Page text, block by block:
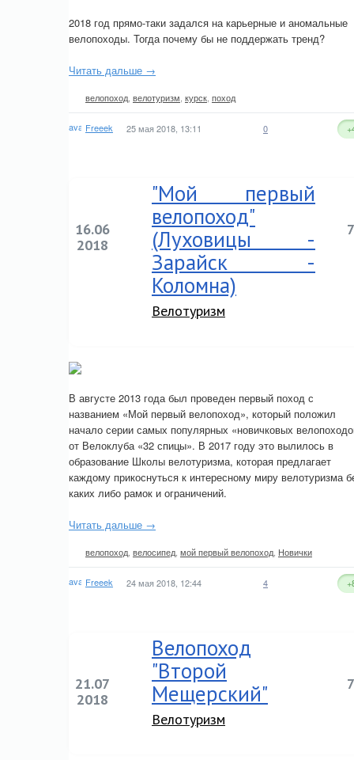
2018 год прямо-таки задался на карьерные и аномальные
велопоходы. Тогда почему бы не поддержать тренд?
Читать дальше →
велопоход велотуризм курск поход
Freeek 25 мая 2018, 13:11 0
16.06
2018
"Мой первый
велопоход"
(Луховицы -
Зарайск -
Коломна)
Велотуризм
7
В августе 2013 года был проведен первый поход с
названием «Мой первый велопоход», который положил
начало серии самых популярных «новичковых
от Велоклуба «32 спицы». В 2017 году это вылилось в
образование Школы велотуризма, которая предлагает
каждому прикоснуться к интересному миру велотуризма
каких либо рамок и ограничений.
Читать дальше →
велопоход велосипед мой первый велопоход Новички
Freeek 24 мая 2018, 12:44 4
21.07
2018
Велопоход
"Второй
Мещерский"
Велотуризм
7